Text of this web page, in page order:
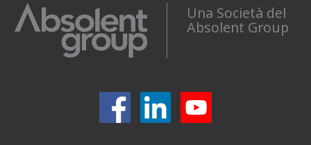
Una Società del
Absolent Group